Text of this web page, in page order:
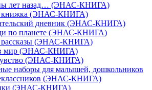
лет назад… (ЭНАС-КНИГА)
книжка (ЭНАС-КНИГА)
дневник (ЭНАС-КНИГА)
по планете (ЭНАС-КНИГА)
рассказы (ЭНАС-КНИГА)
мир (ЭНАС-КНИГА)
(ЭНАС-КНИГА)
наборы для малышей, дошкольников
(ЭНАС-КНИГА)
(ЭНАС-КНИГА)